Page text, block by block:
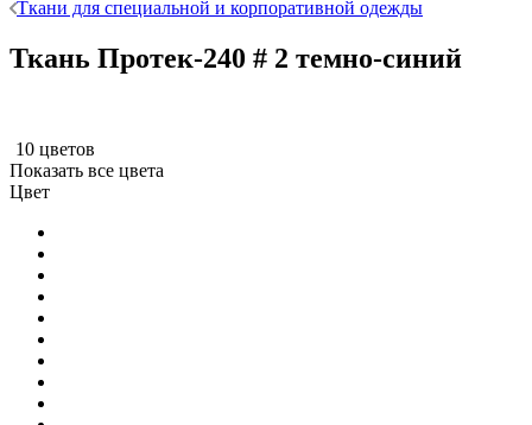
Ткани для специальной и корпоративной одежды
Ткань Протек-240 # 2 темно-синий
10 цветов
Показать все цвета
Цвет